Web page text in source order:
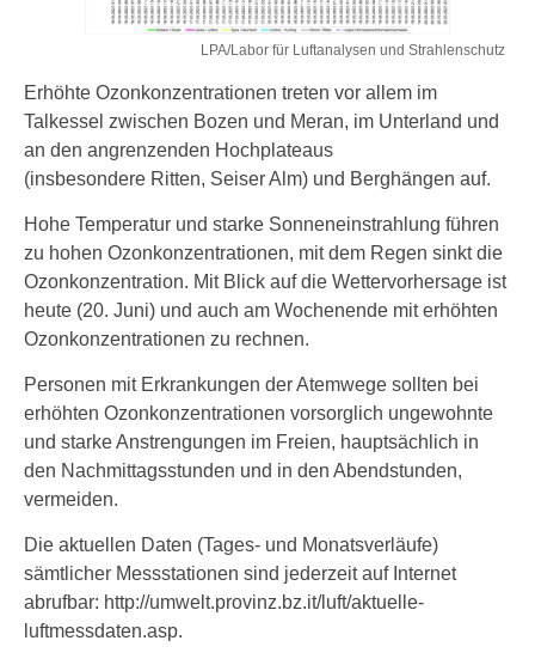
LPA/Labor für Luftanalysen und Strahlenschutz
Erhöhte Ozonkonzentrationen treten vor allem im
Talkessel zwischen Bozen und Meran, im Unterland und
an den angrenzenden Hochplateaus
(insbesondere Ritten, Seiser Alm) und Berghängen auf.
Hohe Temperatur und starke Sonneneinstrahlung führen
zu hohen Ozonkonzentrationen, mit dem Regen sinkt die
Ozonkonzentration. Mit Blick auf die Wettervorhersage ist
heute (20. Juni) und auch am Wochenende mit erhöhten
Ozonkonzentrationen zu rechnen.
Personen mit Erkrankungen der Atemwege sollten bei
erhöhten Ozonkonzentrationen vorsorglich ungewohnte
und starke Anstrengungen im Freien, hauptsächlich in
den Nachmittagsstunden und in den Abendstunden,
vermeiden.
Die aktuellen Daten (Tages- und Monatsverläufe)
sämtlicher Messstationen sind jederzeit auf Internet
abrufbar: http://umwelt.provinz.bz.it/luft/aktuelle-
luftmessdaten.asp.